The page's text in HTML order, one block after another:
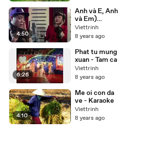
4:50
Anh và E, Anh
và Em)
Valentine
Song 2013 -
Viettrinh
8 years ago
6:26
Phat tu mung
xuan - Tam ca
Viettrinh
8 years ago
4:10
Me oi con da
ve - Karaoke
Viettrinh
8 years ago